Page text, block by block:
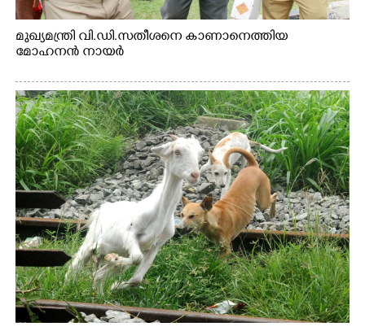
മുഖ്യമന്ത്രി വി.ഡി.സതീശനെ കാണാനെത്തിയ
മോഹനൻ നായർ